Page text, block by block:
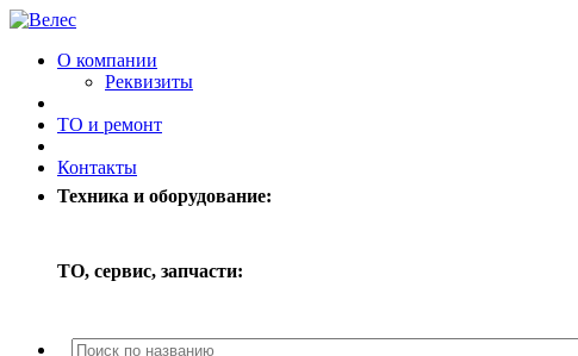
О компании
Реквизиты
ТО и ремонт
Контакты
Техника и оборудование:
ТО, сервис, запчасти: